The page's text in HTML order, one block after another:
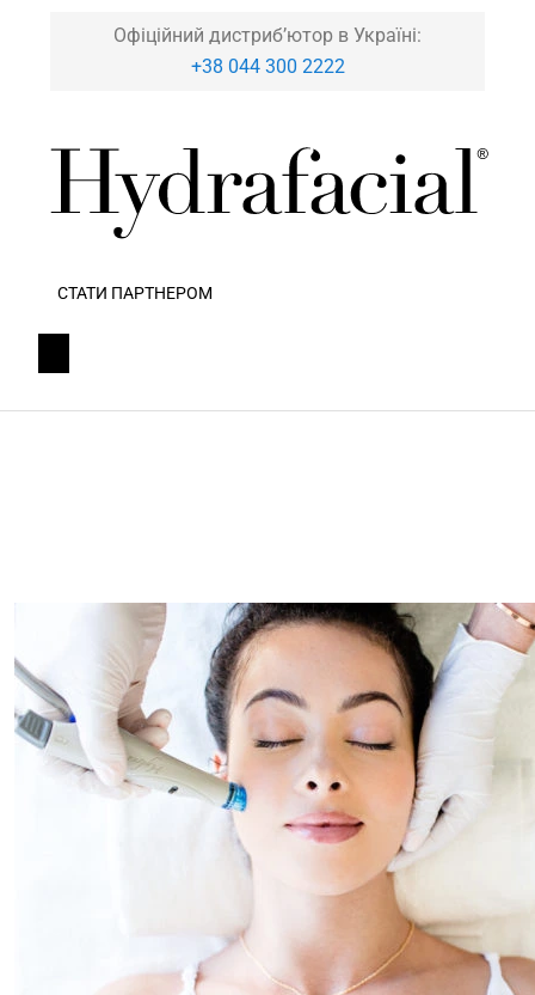
Офіційний дистриб’ютор в Україні:
+38 044 300 2222
СТАТИ ПАРТНЕРОМ